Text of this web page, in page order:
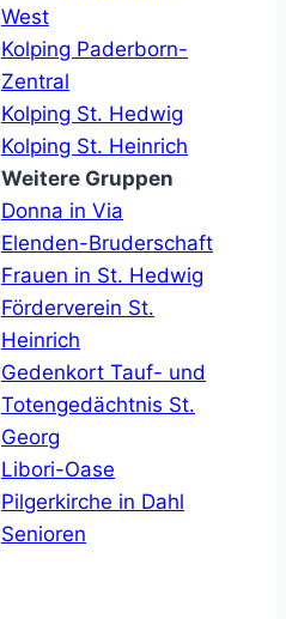
West
Kolping Paderborn-
Zentral
Kolping St. Hedwig
Kolping St. Heinrich
Weitere Gruppen
Donna in Via
Elenden-Bruderschaft
Frauen in St. Hedwig
Förderverein St.
Heinrich
Gedenkort Tauf- und
Totengedächtnis St.
Georg
Libori-Oase
Pilgerkirche in Dahl
Senioren